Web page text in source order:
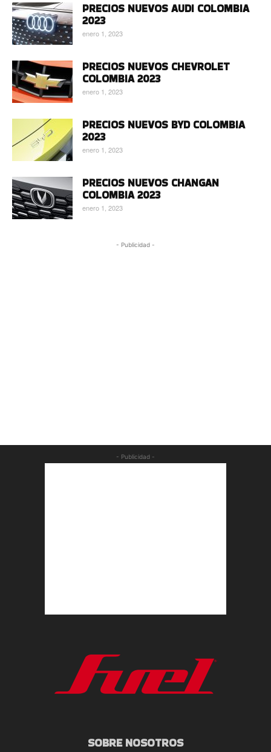
PRECIOS NUEVOS AUDI COLOMBIA
2023
enero 1, 2023
PRECIOS NUEVOS CHEVROLET
COLOMBIA 2023
enero 1, 2023
PRECIOS NUEVOS BYD COLOMBIA
2023
enero 1, 2023
PRECIOS NUEVOS CHANGAN
COLOMBIA 2023
enero 1, 2023
- Publicidad -
- Publicidad -
SOBRE NOSOTROS